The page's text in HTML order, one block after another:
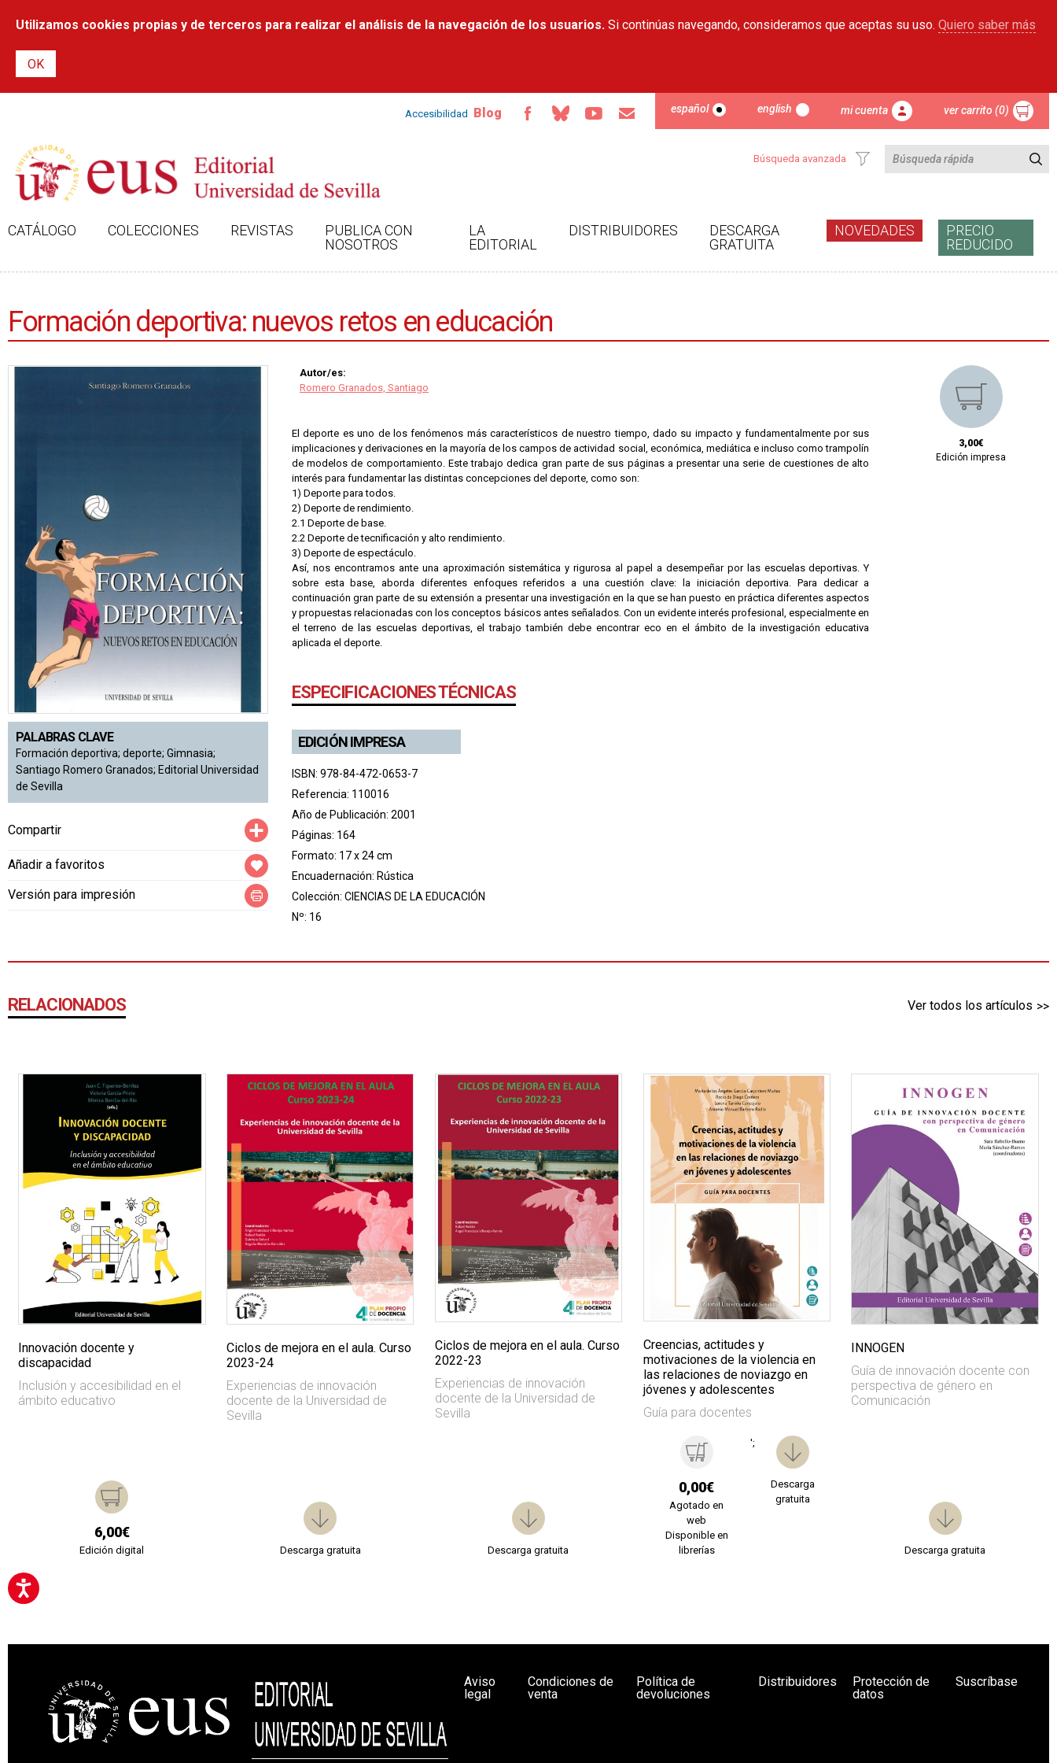
contenido
Utilizamos cookies propias y de terceros para realizar el análisis de la navegación de los usuarios. Si continúas navegando, consideramos que aceptas su uso. Quiero saber más
Accesibilidad Blog español english mi cuenta ver carrito (0)
Búsqueda avanzada
CATÁLOGO COLECCIONES REVISTAS
PUBLICA CON
NOSOTROS
LA
EDITORIAL
DISTRIBUIDORES
DESCARGA
GRATUITA
NOVEDADES
PRECIO
REDUCIDO
Formación deportiva: nuevos retos en educación
PALABRAS CLAVE
Formación deportiva; deporte; Gimnasia;
Santiago Romero Granados; Editorial Universidad
de Sevilla
Compartir
Añadir a favoritos
Versión para impresión
Autor/es:
Romero Granados, Santiago
El deporte es uno de los fenómenos más característicos de nuestro tiempo, dado su impacto y fundamentalmente por sus
implicaciones y derivaciones en la mayoría de los campos de actividad social, económica, mediática e incluso como trampolín
de modelos de comportamiento. Este trabajo dedica gran parte de sus páginas a presentar una serie de cuestiones de alto
interés para fundamentar las distintas concepciones del deporte, como son:
1) Deporte para todos.
2) Deporte de rendimiento.
2.1 Deporte de base.
2.2 Deporte de tecnificación y alto rendimiento.
3) Deporte de espectáculo.
Así, nos encontramos ante una aproximación sistemática y rigurosa al papel a desempeñar por las escuelas deportivas. Y
sobre esta base, aborda diferentes enfoques referidos a una cuestión clave: la iniciación deportiva. Para dedicar a
continuación gran parte de su extensión a presentar una investigación en la que se han puesto en práctica diferentes aspectos
y propuestas relacionadas con los conceptos básicos antes señalados. Con un evidente interés profesional, especialmente en
el terreno de las escuelas deportivas, el trabajo también debe encontrar eco en el ámbito de la investigación educativa
aplicada el deporte.
ESPECIFICACIONES TÉCNICAS
EDICIÓN IMPRESA
ISBN: 978-84-472-0653-7
Referencia: 110016
Año de Publicación: 2001
Páginas: 164
Formato: 17 x 24 cm
Encuadernación: Rústica
Colección: CIENCIAS DE LA EDUCACIÓN
Nº: 16
3,00€
Edición impresa
RELACIONADOS Ver todos los artículos
Innovación docente y
discapacidad
Inclusión y accesibilidad en el
ámbito educativo
6,00€
Edición digital
Ciclos de mejora en el aula. Curso
2023-24
Experiencias de innovación
docente de la Universidad de
Sevilla
Descarga gratuita
Ciclos de mejora en el aula. Curso
2022-23
Experiencias de innovación
docente de la Universidad de
Sevilla
Descarga gratuita
Creencias, actitudes y
motivaciones de la violencia en
las relaciones de noviazgo en
jóvenes y adolescentes
Guía para docentes
0,00€
Agotado en
web
Disponible en
librerías
';
Descarga
gratuita
INNOGEN
Guía de innovación docente con
perspectiva de género en
Comunicación
Descarga gratuita
Aviso
legal
Condiciones de
venta
Política de
devoluciones
Distribuidores
Protección de
datos
Suscríbase